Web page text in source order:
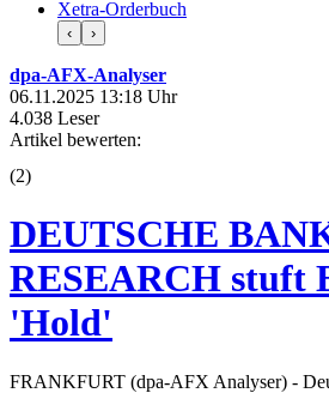
Xetra-Orderbuch
‹ ›
dpa-AFX-Analyser
06.11.2025 13:18 Uhr
4.038 Leser
Artikel bewerten:
(2)
DEUTSCHE
RESEARCH stuft
'Hold'
FRANKFURT (dpa-AFX Analyser) -